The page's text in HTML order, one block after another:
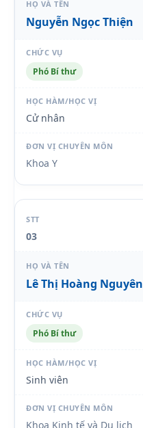
Nguyễn Ngọc Thiện
Phó Bí thư
Cử nhân
Khoa Y
03
Lê Thị Hoàng Nguyên
Phó Bí thư
Sinh viên
Khoa Kinh tế và Du lịch